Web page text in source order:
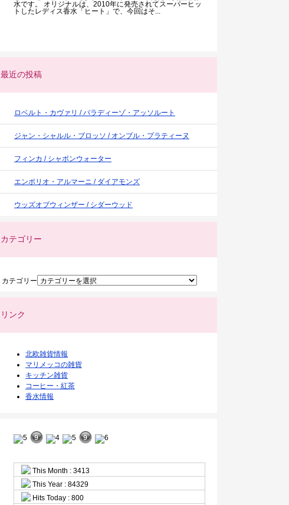
水です。 オリジナルは、2010年に発売されてスーパーヒッ
トしたレディス香水「ヒート」で、今回はそ...
最近の投稿
ロベルト・カヴァリ / パラディーゾ・アッソルート
ジャン・シャルル・ブロッソ / オンブル・プラティーヌ
フィンカ / シャボンウォーター
エンポリオ・アルマーニ / ダイアモンズ
ウッズオブウィンザー / シダーウッド
カテゴリー
カテゴリー
リンク
北欧雑貨情報
マリメッコの雑貨
キッチン雑貨
コーヒー・紅茶
香水情報
This Month : 3413
This Year : 84329
Hits Today : 800